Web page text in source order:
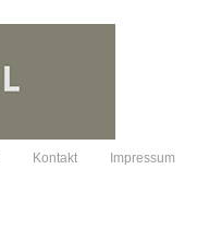
Kontakt Impressum